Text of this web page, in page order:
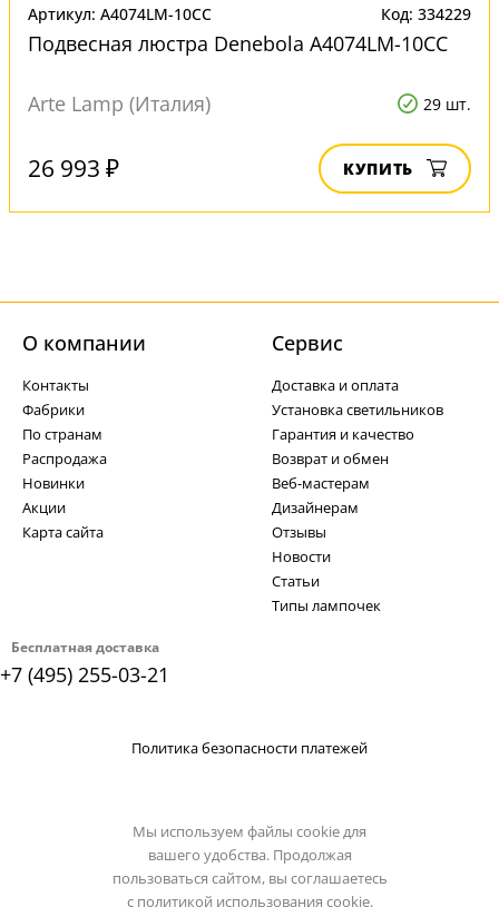
Артикул: A4074LM-10CC Код: 334229
Подвесная люстра Denebola A4074LM-10CC
Arte Lamp (Италия) 29 шт.
26 993 ₽ КУПИТЬ
Бесплатная доставка
+7 (495) 255-03-21
О компании
Контакты
Фабрики
По странам
Распродажа
Новинки
Акции
Карта сайта
Cервис
Доставка и оплата
Установка светильников
Гарантия и качество
Возврат и обмен
Веб-мастерам
Дизайнерам
Отзывы
Новости
Статьи
Типы лампочек
Политика безопасности платежей
Мы используем файлы cookie для
вашего удобства. Продолжая
пользоваться сайтом, вы соглашаетесь
с политикой использования cookie.